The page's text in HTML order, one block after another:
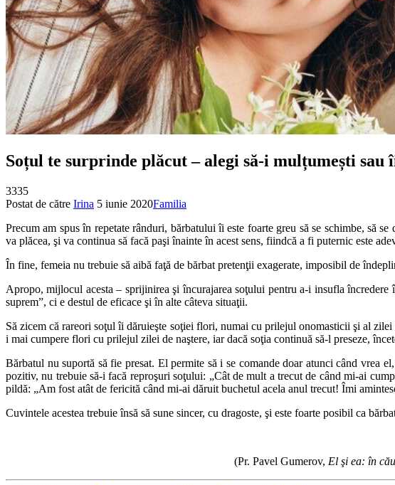
Soțul te surprinde plăcut – alegi să-i mulțumești sau
3335
Postat de către Irina 5 iunie 2020Familia
Precum am spus în repetate rânduri, bărbatului îi este foarte greu să se schimbe, să
va plăcea, şi va continua să facă paşi înainte în acest sens, fiindcă a fi puternic este
În fine, femeia nu trebuie să aibă faţă de bărbat pretenţii exagerate, imposibil de
Apropo, mijlocul acesta – sprijinirea şi încurajarea soţului pentru a-i insufla
suprem”, ci e destul de eficace şi în alte câteva situaţii.
Să zicem că rareori soţul îi dăruieşte soţiei flori, numai cu prilejul onomasticii şi al
i mai cumpere flori cu prilejul zilei de naştere, iar dacă soţia continuă să-l preseze,
Bărbatul nu suportă să fie presat. El permite să i se comande doar atunci când vrea
pozitiv, nu trebuie să-i facă reproşuri soţului: „Cât de mult a trecut de când mi-ai
pildă: „Am fost atât de fericită când mi-ai dăruit buchetul acela anul trecut! Îmi
Cuvintele acestea trebuie însă să sune sincer, cu dragoste, şi este foarte posibil ca
(Pr. Pavel Gumerov, El şi ea: în